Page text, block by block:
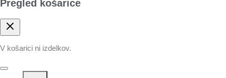
Pregled košarice
V košarici ni izdelkov.